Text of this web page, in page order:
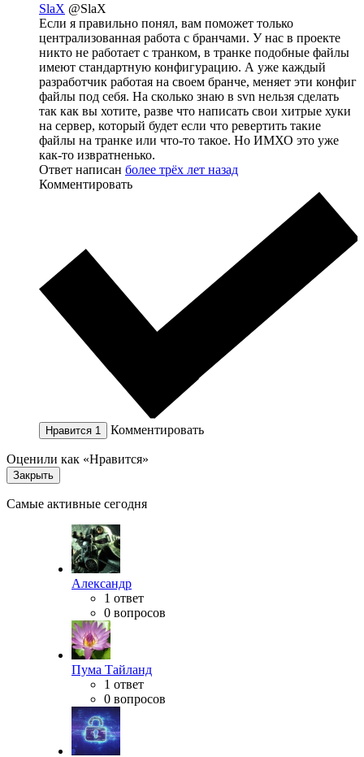
SlaX @SlaX
Если я правильно понял, вам поможет только
централизованная работа с бранчами. У нас в проекте
никто не работает с транком, в транке подобные файлы
имеют стандартную конфигурацию. А уже каждый
разработчик работая на своем бранче, меняет эти конфиг
файлы под себя. На сколько знаю в svn нельзя сделать
так как вы хотите, разве что написать свои хитрые хуки
на сервер, который будет если что ревертить такие
файлы на транке или что-то такое. Но ИМХО это уже
как-то извратненько.
Ответ написан более трёх лет назад
Комментировать
Нравится 1 Комментировать
Оценили как «Нравится»
Закрыть
Самые активные сегодня
Александр
1 ответ
0 вопросов
Пума Тайланд
1 ответ
0 вопросов